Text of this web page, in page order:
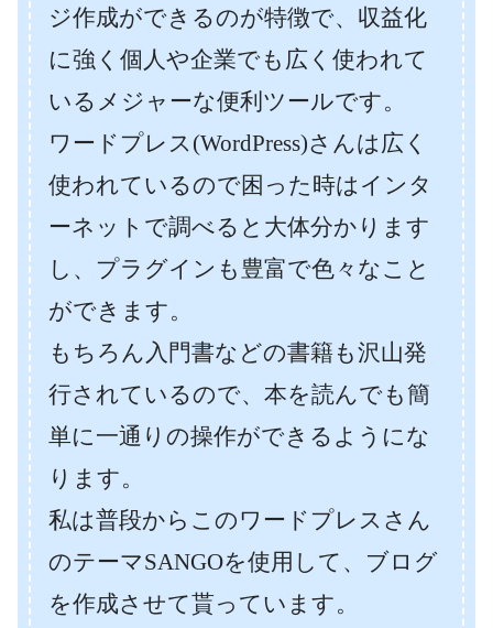
ジ作成ができるのが特徴で、収益化
に強く個人や企業でも広く使われて
いるメジャーな便利ツールです。
ワードプレス(WordPress)さんは広く
使われているので困った時はインタ
ーネットで調べると大体分かります
し、プラグインも豊富で色々なこと
ができます。
もちろん入門書などの書籍も沢山発
行されているので、本を読んでも簡
単に一通りの操作ができるようにな
ります。
私は普段からこのワードプレスさん
のテーマSANGOを使用して、ブログ
を作成させて貰っています。